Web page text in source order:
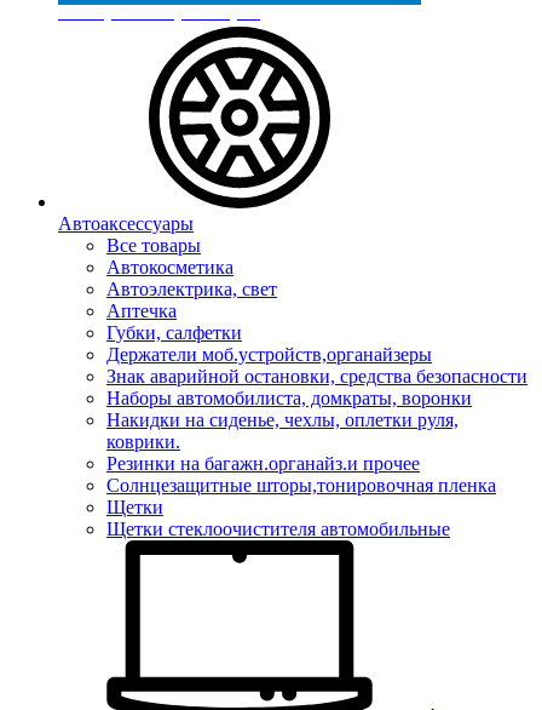
Реестр МинПромТорга
Автоаксессуары
Все товары
Автокосметика
Автоэлектрика, свет
Аптечка
Губки, салфетки
Держатели моб.устройств,органайзеры
Знак аварийной остановки, средства безопасности
Наборы автомобилиста, домкраты, воронки
Накидки на сиденье, чехлы, оплетки руля,
коврики.
Резинки на багажн.органайз.и прочее
Солнцезащитные шторы,тонировочная пленка
Щетки
Щетки стеклоочистителя автомобильные